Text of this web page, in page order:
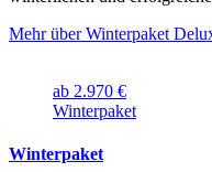
Mehr über Winterpaket
ab 2.970 €
Winterpaket
Winterpaket